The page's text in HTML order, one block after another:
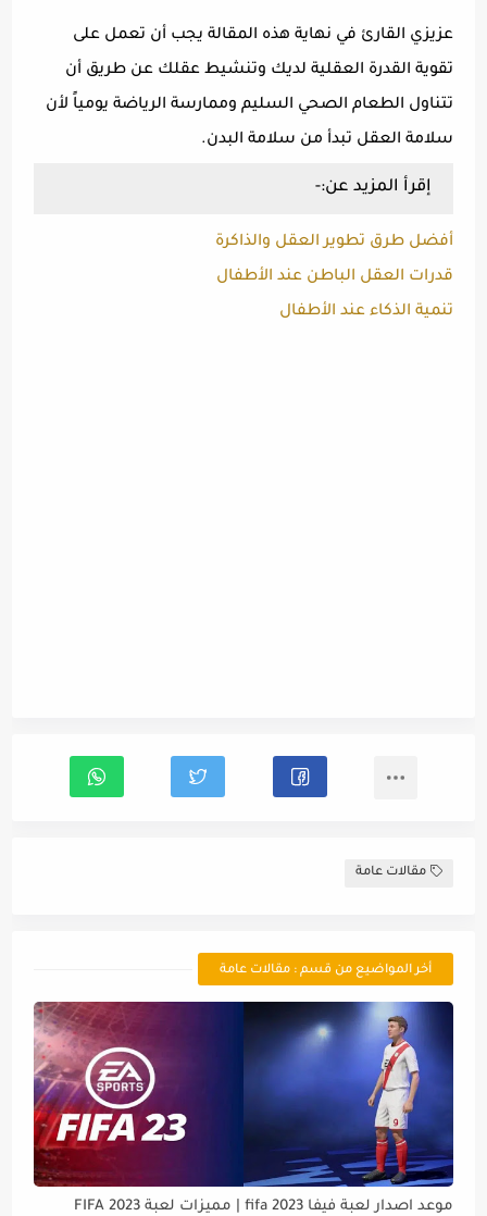
عزيزي القارئ في نهاية هذه المقالة يجب أن تعمل على
تقوية القدرة العقلية لديك وتنشيط عقلك عن طريق أن
تتناول الطعام الصحي السليم وممارسة الرياضة يومياً لأن
سلامة العقل تبدأ من سلامة البدن.
إقرأ المزيد عن:-
أفضل طرق تطوير العقل والذاكرة
قدرات العقل الباطن عند الأطفال
تنمية الذكاء عند الأطفال
مقالات عامة
أخر المواضيع من قسم : مقالات عامة
موعد اصدار لعبة فيفا 2023 fifa | مميزات لعبة FIFA 2023